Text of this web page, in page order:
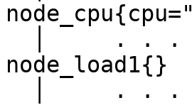
node_load1{}